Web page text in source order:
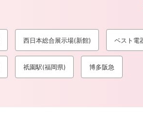
西日本総合展示場(新館) ベスト電
祇園駅(福岡県) 博多阪急